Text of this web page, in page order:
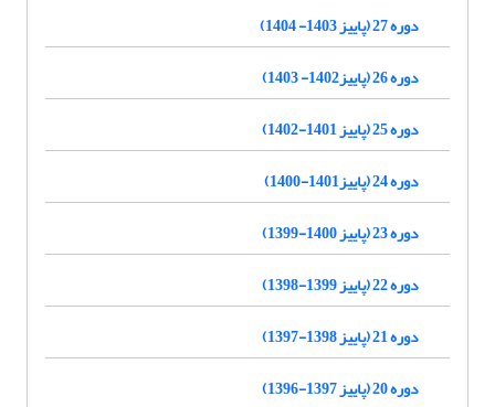
دوره 27 (پاییز 1403- 1404)
دوره 26 (پاییز1402- 1403)
دوره 25 (پاییز 1401-1402)
دوره 24 (پاییز1401-1400)
دوره 23 (پاییز 1400-1399)
دوره 22 (پاییز 1399-1398)
دوره 21 (پاییز 1398-1397)
دوره 20 (پاییز 1397-1396)